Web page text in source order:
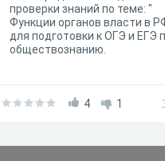
проверки знаний по теме: "
Функции органов власти в
для подготовки к ОГЭ и ЕГЭ
обществознанию.
4 1